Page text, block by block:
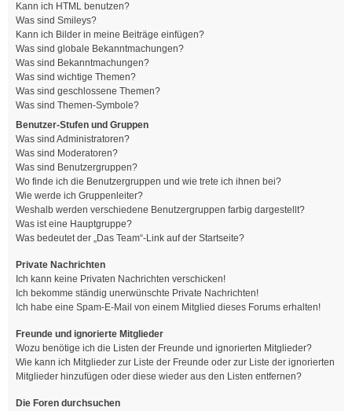
Kann ich HTML benutzen?
Was sind Smileys?
Kann ich Bilder in meine Beiträge einfügen?
Was sind globale Bekanntmachungen?
Was sind Bekanntmachungen?
Was sind wichtige Themen?
Was sind geschlossene Themen?
Was sind Themen-Symbole?
Benutzer-Stufen und Gruppen
Was sind Administratoren?
Was sind Moderatoren?
Was sind Benutzergruppen?
Wo finde ich die Benutzergruppen und wie trete ich ihnen bei?
Wie werde ich Gruppenleiter?
Weshalb werden verschiedene Benutzergruppen farbig dargestellt?
Was ist eine Hauptgruppe?
Was bedeutet der „Das Team“-Link auf der Startseite?
Private Nachrichten
Ich kann keine Privaten Nachrichten verschicken!
Ich bekomme ständig unerwünschte Private Nachrichten!
Ich habe eine Spam-E-Mail von einem Mitglied dieses Forums erhalten!
Freunde und ignorierte Mitglieder
Wozu benötige ich die Listen der Freunde und ignorierten Mitglieder?
Wie kann ich Mitglieder zur Liste der Freunde oder zur Liste der ignorierten
Mitglieder hinzufügen oder diese wieder aus den Listen entfernen?
Die Foren durchsuchen